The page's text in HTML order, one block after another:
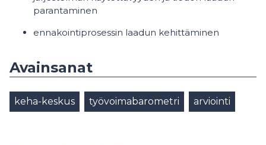
parantaminen
ennakointiprosessin laadun kehittäminen
Avainsanat
keha-keskus työvoimabarometri arviointi